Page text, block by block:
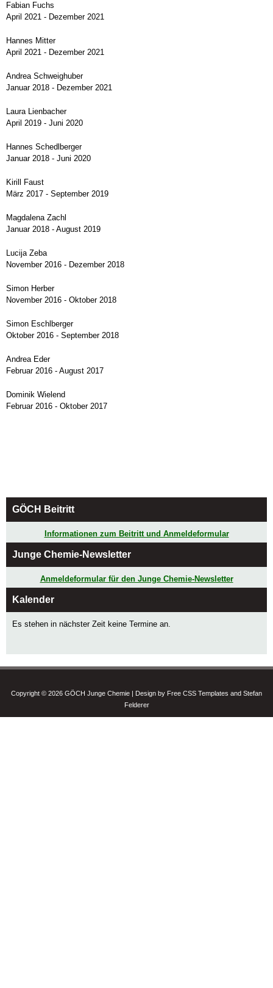
Fabian Fuchs
April 2021 - Dezember 2021
Hannes Mitter
April 2021 - Dezember 2021
Andrea Schweighuber
Januar 2018 - Dezember 2021
Laura Lienbacher
April 2019 - Juni 2020
Hannes Schedlberger
Januar 2018 - Juni 2020
Kirill Faust
März 2017 - September 2019
Magdalena Zachl
Januar 2018 - August 2019
Lucija Zeba
November 2016 - Dezember 2018
Simon Herber
November 2016 - Oktober 2018
Simon Eschlberger
Oktober 2016 - September 2018
Andrea Eder
Februar 2016 - August 2017
Dominik Wielend
Februar 2016 - Oktober 2017
GÖCH Beitritt
Informationen zum Beitritt und Anmeldeformular
Junge Chemie-Newsletter
Anmeldeformular für den Junge Chemie-Newsletter
Kalender
Es stehen in nächster Zeit keine Termine an.
Copyright © 2026 GÖCH Junge Chemie | Design by Free CSS Templates and Stefan
Felderer